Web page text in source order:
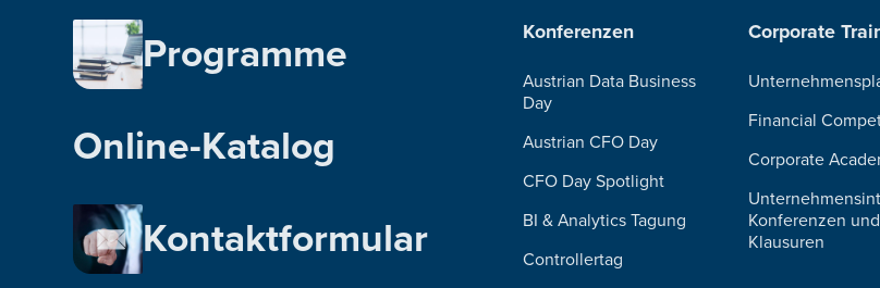
Programme
Online-Katalog
Kontaktformular
Konferenzen
Austrian Data Business
Day
Austrian CFO Day
CFO Day Spotlight
BI & Analytics Tagung
Controllertag
Corporate
Financial
Corporate
Konferenzen und
Klausuren